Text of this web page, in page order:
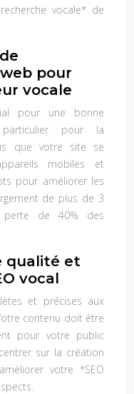
vocale* de
pour
vocale
pour une bonne
pour la
que votre site se
mobiles et
pour améliorer les
de plus de 3
perte de 40% des
qualité et
vocal
et précises aux
contenu doit être
pour votre public
sur la création
votre *SEO